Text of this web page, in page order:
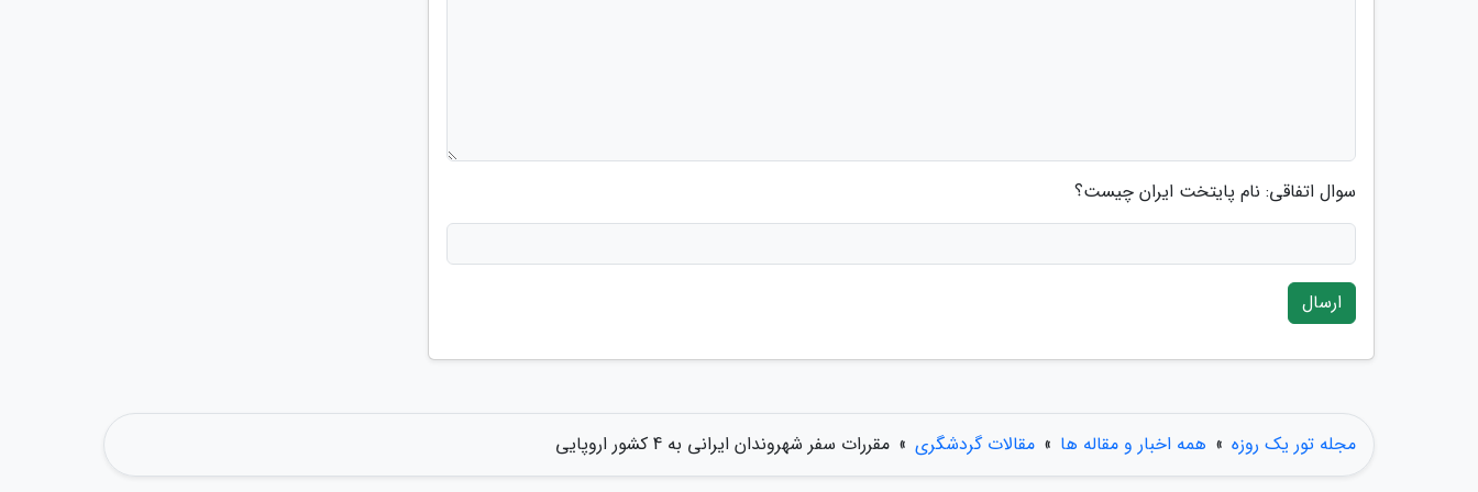
سوال اتفاقی: نام پایتخت ایران چیست؟
ارسال
مجله تور یک روزه » همه اخبار و مقاله ها » مقالات گردشگری » مقررات سفر شهروندان ایرانی به 4 کشور اروپایی